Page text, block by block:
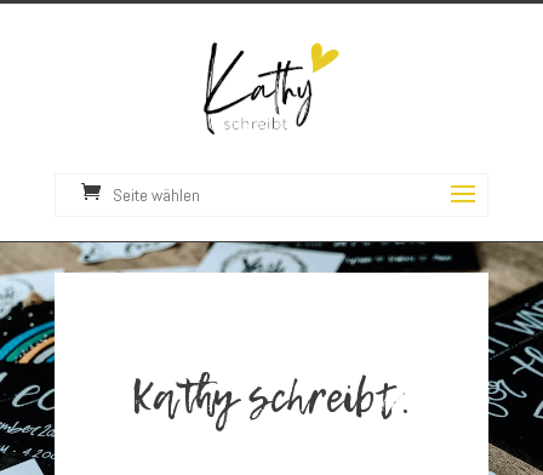
Seite wählen
Kathy schreibt.